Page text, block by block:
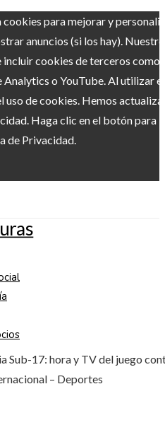
para mejorar y
anuncios (si los hay). Nuestro
cookies de terceros como
o YouTube. Al utilizar el
uso de cookies. Hemos
Haga clic en el botón para
de Privacidad.
Sub-17: hora y TV del juego
– Deportes